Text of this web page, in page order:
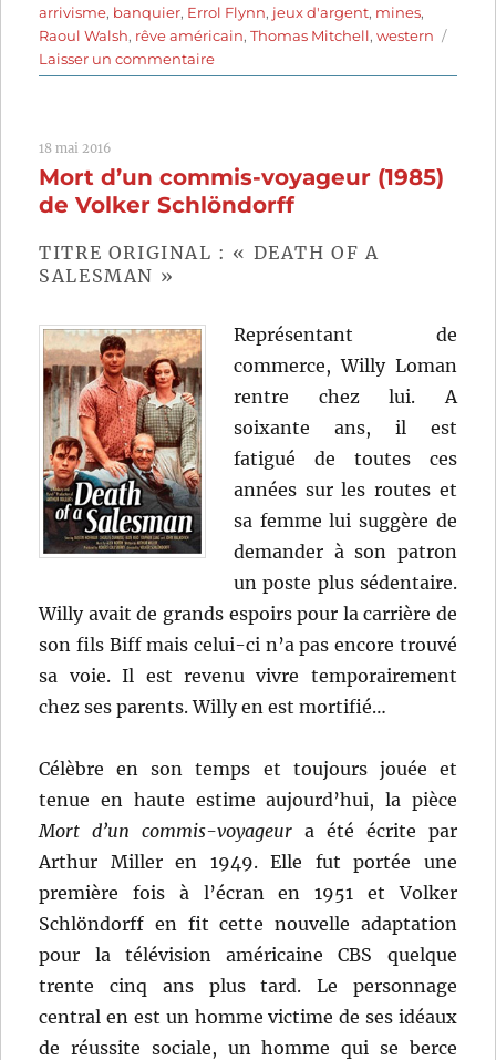
arrivisme, banquier, Errol Flynn, jeux d'argent, mines,
Raoul Walsh, rêve américain,Thomas Mitchell,western
Laisser un commentairesur
La
de
Raoul
18 mai 2016
Mort d’un commis-voyageur (1985)
de Volker Schlöndorff
TITRE ORIGINAL : « DEATH OF A
SALESMAN »
Représentant de
commerce, Willy Loman
rentre chez lui. A
soixante ans, il est
fatigué de toutes ces
années sur les routes et
sa femme lui suggère de
demander à son patron
un poste plus sédentaire.
Willy avait de grands espoirs pour la carrière de
son fils Biff mais celui-ci n’a pas encore trouvé
sa voie. Il est revenu vivre temporairement
chez ses parents. Willy en est mortifié…
Célèbre en son temps et toujours jouée et
tenue en haute estime aujourd’hui, la pièce
Mort d’un commis-voyageur a été écrite par
Arthur Miller en 1949. Elle fut portée une
première fois à l’écran en 1951 et Volker
Schlöndorff en fit cette nouvelle adaptation
pour la télévision américaine CBS quelque
trente cinq ans plus tard. Le personnage
central en est un homme victime de ses idéaux
de réussite sociale, un homme qui se berce